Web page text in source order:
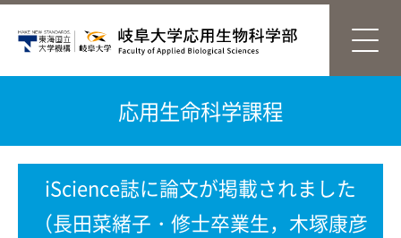
応用生命科学課程
iScience誌に論文が掲載されました
（長田菜緒子・修士卒業生，木塚康彦